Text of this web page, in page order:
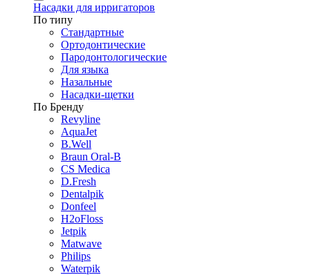
Насадки для ирригаторов
По типу
Стандартные
Ортодонтические
Пародонтологические
Для языка
Назальные
Насадки-щетки
По Бренду
Revyline
AquaJet
B.Well
Braun Oral-B
CS Medica
D.Fresh
Dentalpik
Donfeel
H2oFloss
Jetpik
Matwave
Philips
Waterpik